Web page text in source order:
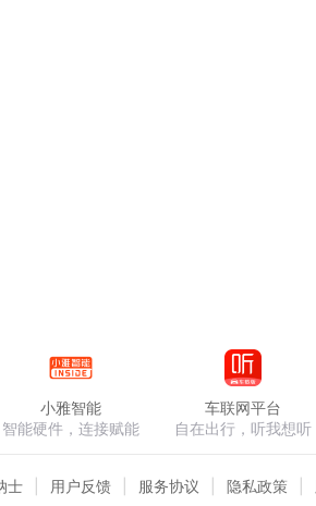
小雅智能
智能硬件，连接赋能
车联网平台
自在出行，听我想听
士 用户反馈 服务协议 隐私政策